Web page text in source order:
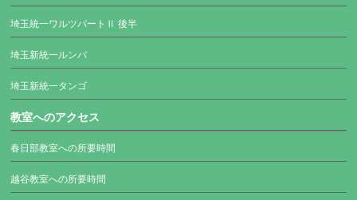
埼玉統一ワルツパートⅡ 後半
埼玉新統一ルンバ
埼玉新統一タンゴ
教室へのアクセス
春日部教室への所要時間
越谷教室への所要時間